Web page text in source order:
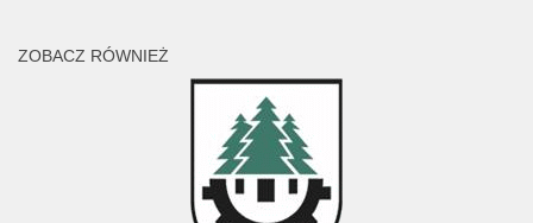
ZOBACZ RÓWNIEŻ